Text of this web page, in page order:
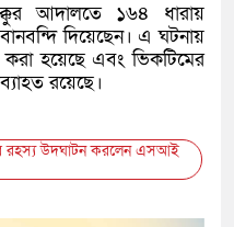
আদালতে ১৬৪ ধারায়
দিয়েছেন। এ ঘটনায়
হয়েছে এবং ভিকটিমের
রয়েছে।
রহস্য উদঘাটন করলেন এসআই